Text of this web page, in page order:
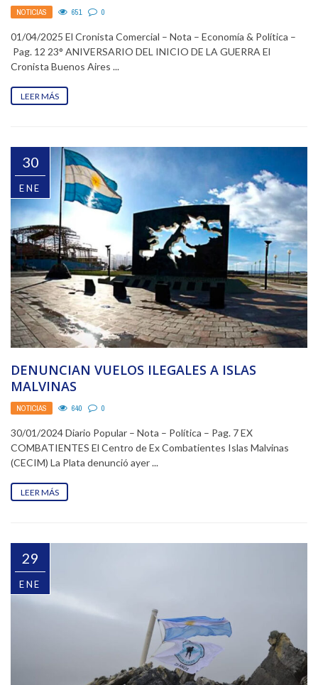
NOTICIAS 651 0
01/04/2025 El Cronista Comercial – Nota – Economía & Política –
Pag. 12 23° ANIVERSARIO DEL INICIO DE LA GUERRA El
Cronista Buenos Aires ...
LEER MÁS
30
ENE
DENUNCIAN VUELOS ILEGALES A ISLAS
MALVINAS
NOTICIAS 640 0
30/01/2024 Diario Popular – Nota – Política – Pag. 7 EX
COMBATIENTES El Centro de Ex Combatientes Islas Malvinas
(CECIM) La Plata denunció ayer ...
LEER MÁS
29
ENE